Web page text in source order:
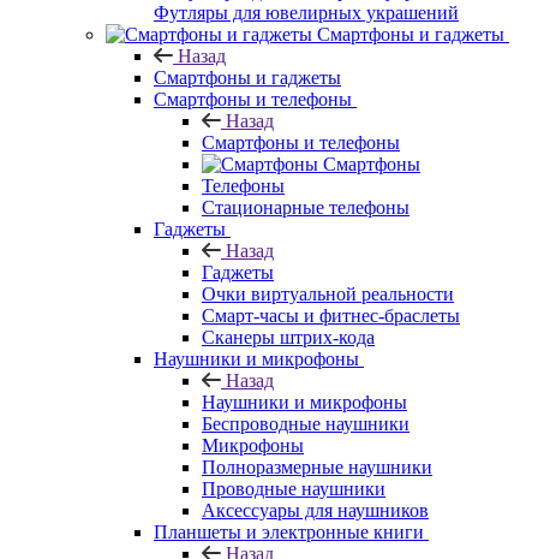
Футляры для ювелирных украшений
Смартфоны и гаджеты
Назад
Смартфоны и гаджеты
Смартфоны и телефоны
Назад
Смартфоны и телефоны
Смартфоны
Телефоны
Стационарные телефоны
Гаджеты
Назад
Гаджеты
Очки виртуальной реальности
Смарт-часы и фитнес-браслеты
Сканеры штрих-кода
Наушники и микрофоны
Назад
Наушники и микрофоны
Беспроводные наушники
Микрофоны
Полноразмерные наушники
Проводные наушники
Аксессуары для наушников
Планшеты и электронные книги
Назад